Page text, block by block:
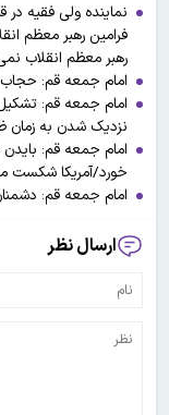
نماینده ولی فقیه در
فرامین رهبر معظم
رهبر معظم انقلاب
امام جمعه قم:
امام جمعه قم:
نزدیک شدن به زمان
امام جمعه قم:
خورد/آمریکا شکست
امام جمعه قم:
ارسال نظر